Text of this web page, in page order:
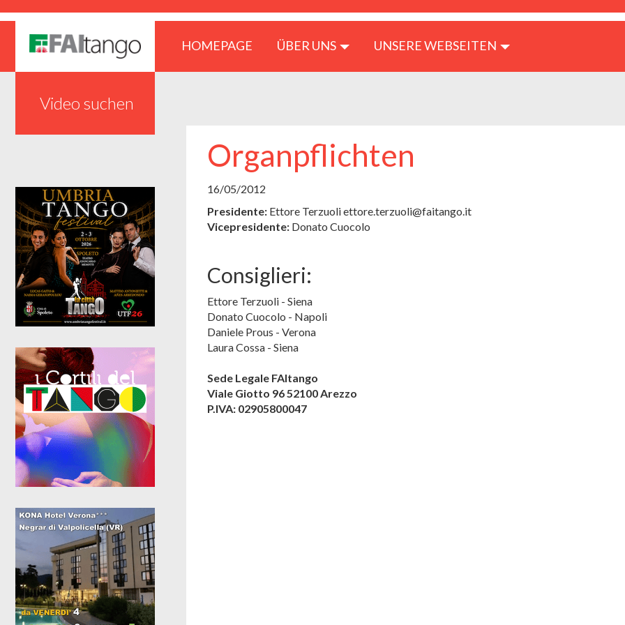
HOMEPAGE (CURRENT)
ÜBER UNS UNSERE WEBSEITEN
Video suchen
Organpflichten
16/05/2012
Presidente: Ettore Terzuoli ettore.terzuoli@faitango.it
Vicepresidente: Donato Cuocolo
Consiglieri:
Ettore Terzuoli - Siena
Donato Cuocolo - Napoli
Daniele Prous - Verona
Laura Cossa - Siena
Sede Legale FAItango
Viale Giotto 96 52100 Arezzo
P.IVA: 02905800047